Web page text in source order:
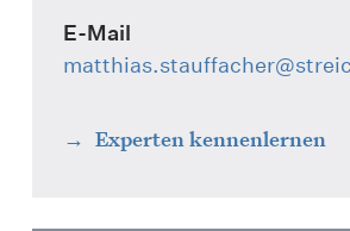
E-Mail
matthias.stauffacher
Experten kennenlernen